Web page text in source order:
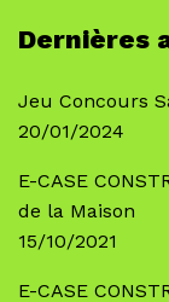
Dernières
Jeu Concours
20/01/2024
E-CASE
de la Maison
15/10/2021
E-CASE